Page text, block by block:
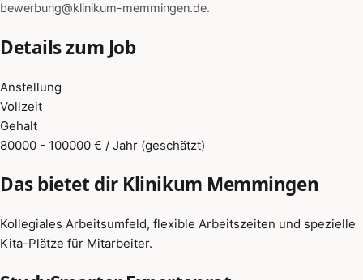
bewerbung@klinikum-memmingen.de.
Details zum Job
Anstellung
Vollzeit
Gehalt
80000 - 100000 € / Jahr (geschätzt)
Das bietet dir Klinikum Memmingen
Kollegiales Arbeitsumfeld, flexible Arbeitszeiten und spezielle
Kita-Plätze für Mitarbeiter.